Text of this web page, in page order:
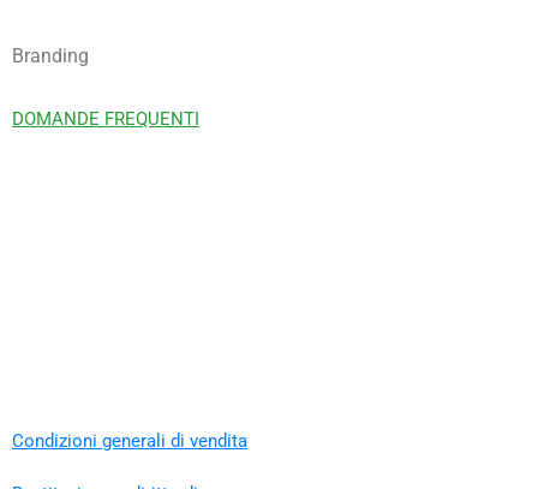
Branding
DOMANDE FREQUENTI
Condizioni generali di vendita